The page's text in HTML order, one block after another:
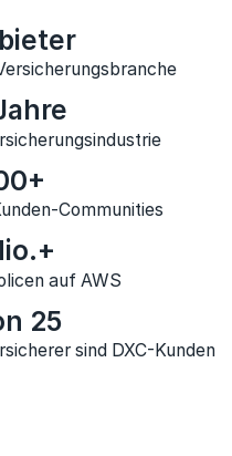
Communities
auf AWS
25
sind DXC-Kunden